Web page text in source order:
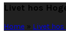
Livet hos
Home » Livet